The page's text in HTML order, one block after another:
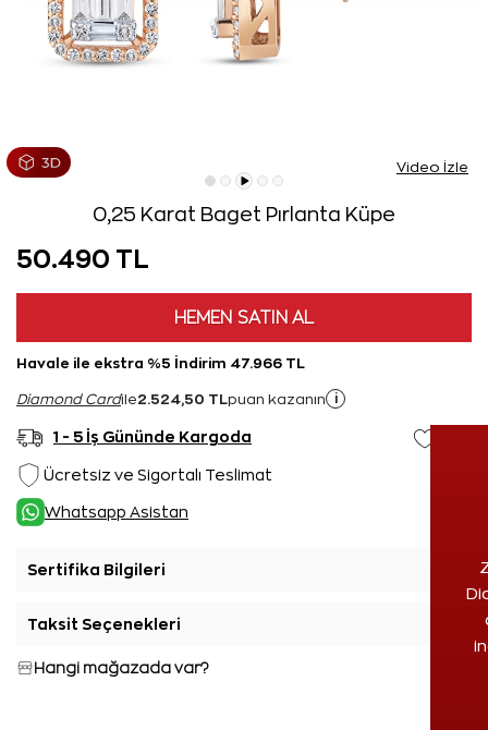
Video İzle
0,25 Karat Baget Pırlanta Küpe
50.490 TL
HEMEN SATIN AL
Havale ile ekstra %5 İndirim 47.966 TL
Diamond Cardile2.524,50 TL puan kazanın i
1 - 5 İş Gününde Kargoda
Ücretsiz ve Sigortalı Teslimat
Whatsapp Asistan
Sertifika Bilgileri
Taksit Seçenekleri
Hangi mağazada var?